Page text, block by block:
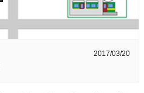
2017/03/20